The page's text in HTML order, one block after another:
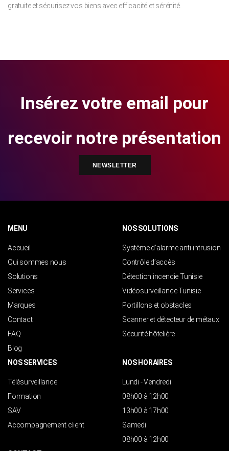
gratuite et sécurisez vos biens avec efficacité et sérénité.
Insérez votre email pour
recevoir notre présentation
NEWSLETTER
MENU
Accueil
Qui sommes nous
Solutions
Services
Marques
Contact
FAQ
Blog
NOS SOLUTIONS
Système d’alarme anti-intrusion
Contrôle d’accès
Détection incendie Tunisie
Vidéosurveillance Tunisie
Portillons et obstacles
Scanner et détecteur de métaux
Sécurité hôtelière
NOS SERVICES
Télésurveillance
Formation
SAV
Accompagnement client
NOS HORAIRES
Lundi - Vendredi
08h00 à 12h00
13h00 à 17h00
Samedi
08h00 à 12h00